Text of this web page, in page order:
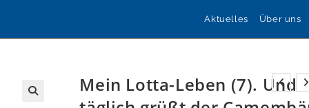
Aktuelles Über uns
Mein Lotta-Leben (7). Und